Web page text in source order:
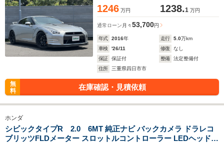
1246 万円 1238.1 万円
通常ローン 月々53,700円
年式 2016年 走行 5.0万km
車検
'26/11 修復
なし
保証
保証付 整備
法定整備付
住所
三重県四日市市
無
料
在庫確認・見積依頼
ホンダ
シビックタイプR 2.0 6MT 純正ナビ バックカメラ ドラレコ
ブリッツFLDメーター スロットルコントローラー LEDヘッドラ